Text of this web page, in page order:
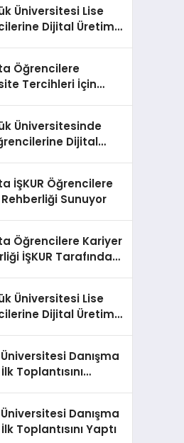
Üniversitesi Lise
Dijital Üretim
Öğrencilere
Tercihleri İçin
Üniversitesinde
Dijital
İŞKUR Öğrencilere
Sunuyor
Öğrencilere Kariyer
İŞKUR Tarafından
Üniversitesi Lise
Dijital Üretim
Danışma
Toplantısını
Danışma
Toplantısını Yaptı